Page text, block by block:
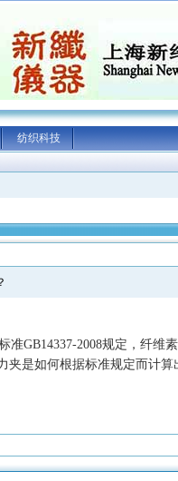
纺织科技
准GB14337-2008规定，纤维
夹是如何根据标准规定而计算